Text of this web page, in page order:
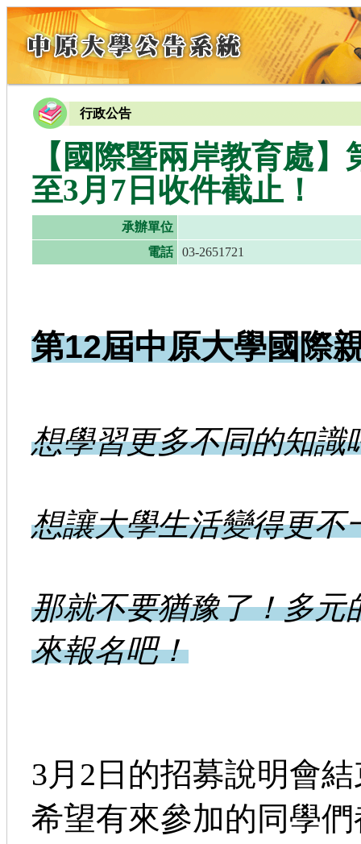
行政公告
【國際暨兩岸教育處
至3月7日收件截止！
承辦單位
電話
03-2651721
第12屆中原大學國際
想學習更多不同的知識
想讓大學生活變得更不
那就不要猶豫了！多元
來報名吧！
3月2日的招募說明會
希望有來參加的同學